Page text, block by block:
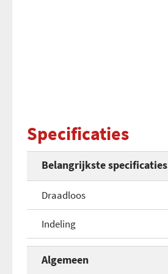
Specificaties
Belangrijkste specificaties
Draadloos
Indeling
Algemeen